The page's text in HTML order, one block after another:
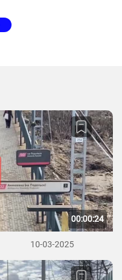
00:00:24
10-03-2025